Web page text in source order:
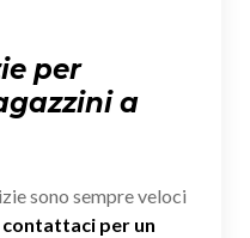
per
a
sono sempre veloci
contattaci per un